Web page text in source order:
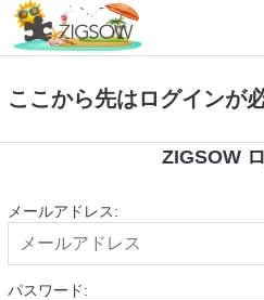
ここから先はログインが
ZIGSOW
メールアドレス:
パスワード: